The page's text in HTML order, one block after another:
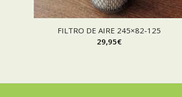
FILTRO DE AIRE 245×82-125
29,95€